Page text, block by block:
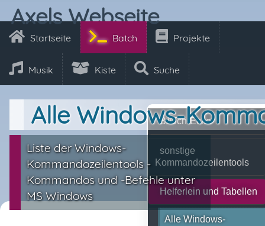
Axels Webseite
Startseite Batch Projekte
Musik Kiste Suche
BATch-Ecke
sonstige
Kommandozeilentools
Helferlein und Tabellen
Alle Windows-
Alle Windows-
Liste der Windows-
Kommandozeilentools -
Kommandos und -Befehle unter
MS Windows